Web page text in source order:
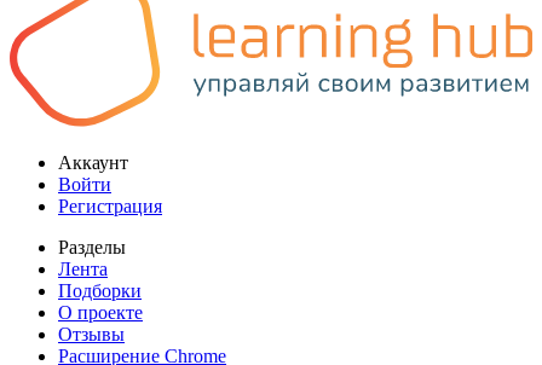
Аккаунт
Войти
Регистрация
Разделы
Лента
Подборки
О проекте
Отзывы
Расширение Chrome